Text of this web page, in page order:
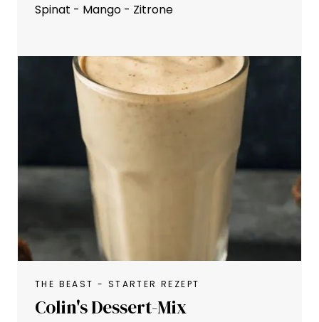
Spinat - Mango - Zitrone
THE BEAST - STARTER REZEPT
Colin's Dessert-Mix